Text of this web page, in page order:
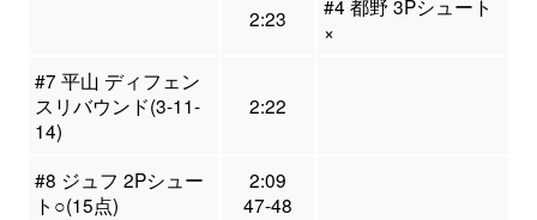
2:23
#4 都野 3Pシュート
×
#7 平山 ディフェン
スリバウンド(3-11-
14)
2:22
#8 ジュフ 2Pシュー
ト○(15点)
2:09
47-48